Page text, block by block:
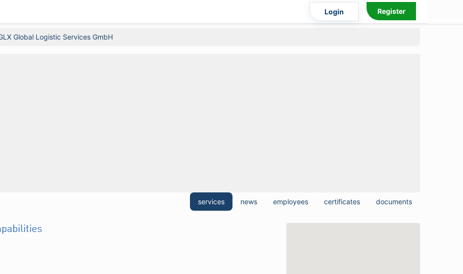
Login Register
Global Logistic Services GmbH
services news employees certificates documents